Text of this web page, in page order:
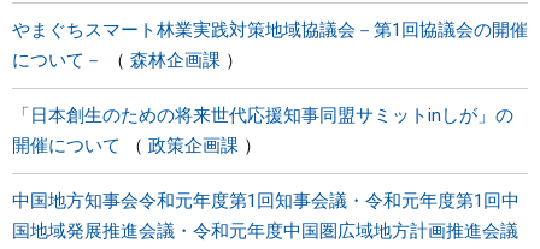
やまぐちスマート林業実践対策地域協議会－第1回協議会の開催
について－
森林企画課
「日本創生のための将来世代応援知事同盟サミットinしが」の
開催について
政策企画課
中国地方知事会令和元年度第1回知事会議・令和元年度第1回中
国地域発展推進会議・令和元年度中国圏広域地方計画推進会議